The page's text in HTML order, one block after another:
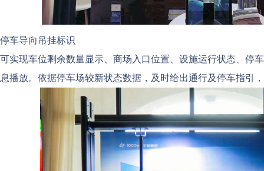
停车导向吊挂标识
可实现车位剩余数量显示、商场入口位置、设施运行状态、停
息播放。依据停车场较新状态数据，及时给出通行及停车指引